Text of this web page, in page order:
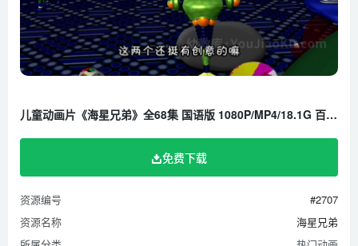
儿童动画片《海星兄弟》全68集 国语版 1080P/MP4/18.1G 百度云网盘下载
免费下载
资源编号
#2707
资源名称
海星兄弟